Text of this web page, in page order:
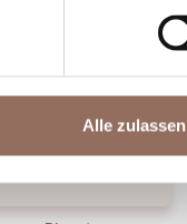
Alle zulassen